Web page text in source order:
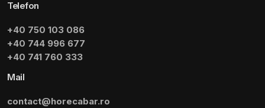
Telefon
+40 750 103 086
+40 744 996 677
+40 741 760 333
Mail
contact@horecabar.ro